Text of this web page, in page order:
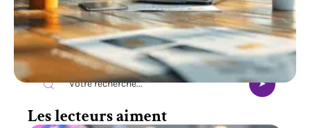
Recherche
Les lecteurs aiment